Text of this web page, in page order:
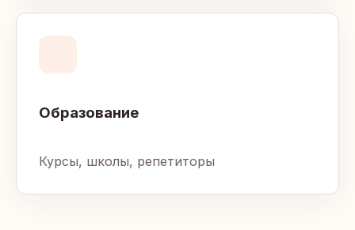
Образование
Курсы, школы, репетиторы